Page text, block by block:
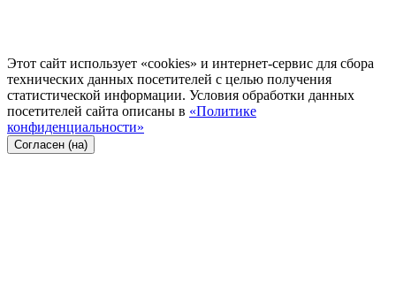
Этот сайт использует «cookies» и интернет-сервис для сбора
технических данных посетителей с целью получения
статистической информации. Условия обработки данных
посетителей сайта описаны в «Политике
конфиденциальности»
Согласен (на)